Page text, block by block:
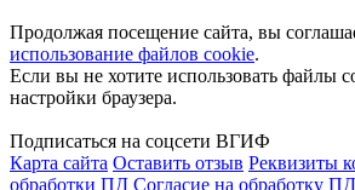
Продолжая посещение сайта, вы
использование файлов cookie.
Если вы не хотите использовать файлы
настройки браузера.
Подписаться на соцсети ВГИФ
Карта сайта Оставить отзыв Реквизиты
обработки ПД Согласие на обработку ПД